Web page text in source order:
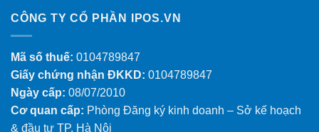
CÔNG TY CỔ PHẦN IPOS.VN
Mã số thuế: 0104789847
Giấy chứng nhận ĐKKD: 0104789847
Ngày cấp: 08/07/2010
Cơ quan cấp: Phòng Đăng ký kinh doanh – Sở kế hoạch
& đầu tư TP. Hà Nội